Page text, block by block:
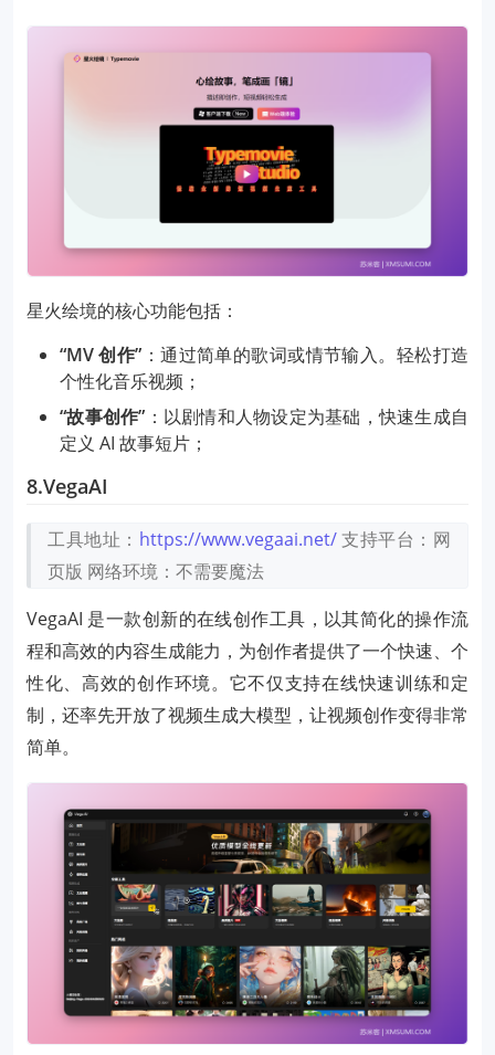
星火绘境的核心功能包括：
“MV 创作” ：通过简单的歌词或情节输入。轻松打造
个性化音乐视频；
“故事创作” ：以剧情和人物设定为基础，快速生成自
定义 AI 故事短片；
8.VegaAI
工具地址： https://www.vegaai.net/ 支持平台：网
页版 网络环境：不需要魔法
VegaAI 是一款创新的在线创作工具，以其简化的操作流
程和高效的内容生成能力，为创作者提供了一个快速、个
性化、高效的创作环境。它不仅支持在线快速训练和定
制，还率先开放了视频生成大模型，让视频创作变得非常
简单。